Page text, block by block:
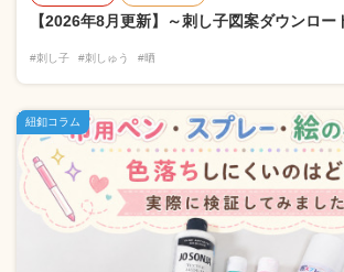
【2026年8月更新】～刺し子図案ダウンロー
#刺し子 #刺しゅう #晒
紐釦コラム